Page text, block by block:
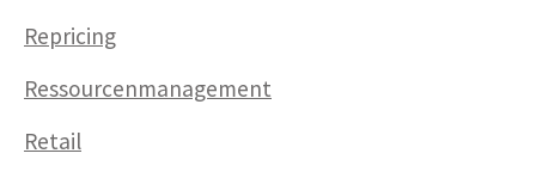
Repricing
Ressourcenmanagement
Retail